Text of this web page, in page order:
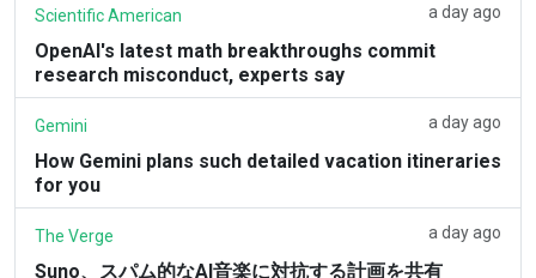
Scientific American a day ago
OpenAI's latest math breakthroughs commit
research misconduct, experts say
Gemini a day ago
How Gemini plans such detailed vacation itineraries
for you
The Verge a day ago
Suno、スパム的なAI音楽に対抗する計画を共有